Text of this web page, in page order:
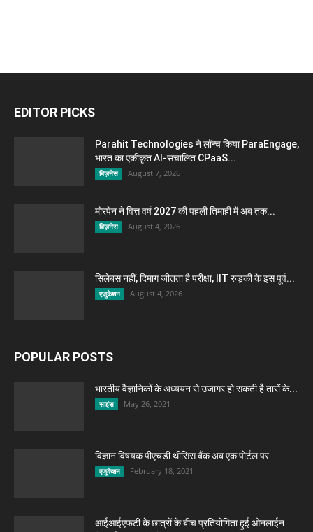
EDITOR PICKS
Parahit Technologies ने लॉन्च किया ParaEngage,
भारत का एकीकृत AI-संचालित CPaaS...
बिज़नेस August 7, 2026
मोरपेन ने वित्त वर्ष 2027 की पहली तिमाही में अब तक...
बिज़नेस August 4, 2026
सिलेबस नहीं, दिमाग जीतता है परीक्षा, IIT रुड़की के इस पूर्व...
एजुकेशन August 4, 2026
POPULAR POSTS
भारतीय वैज्ञानिकों के अध्ययन से उजागर हो सकती है तारों के...
साइंस May 26, 2021
विज्ञान विषयक पीएचडी थीसिस बैंक अब एक पोर्टल पर
एजुकेशन February 18, 2021
आईआईएफटी के छात्रों के बीच प्रतियोगिता हुई ओनलाईन